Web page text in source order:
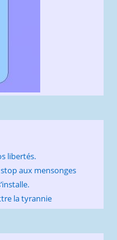
libertés.
aux mensonges
la tyrannie